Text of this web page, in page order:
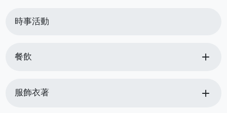
時事活動
餐飲 add
服飾衣著 add